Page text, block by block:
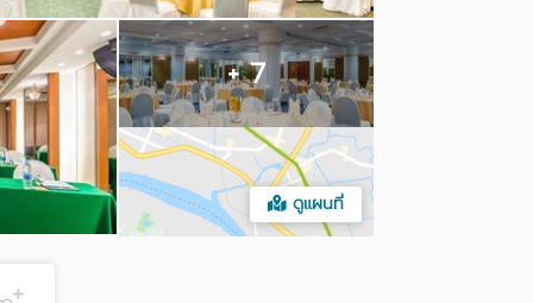
+ 7
ดูแผนที่